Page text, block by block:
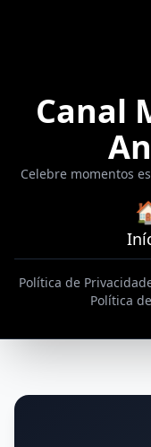
Canal
Celebre momentos
Política de
Política